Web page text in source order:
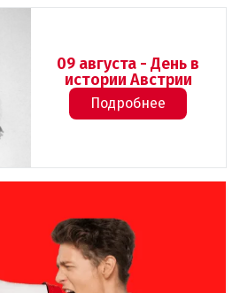
09 августа - День в
истории Австрии
Подробнее